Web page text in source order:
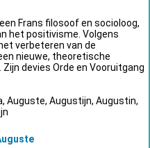
Frans filosoof en socioloog,
het positivisme. Volgens
verbeteren van de
nieuwe, theoretische
devies Orde en Vooruitgang
Auguste, Augustijn, Augustin,